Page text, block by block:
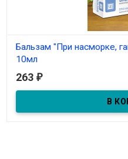
Бальзам "При насморке,
10мл
В наличии
Бальзам-спрей "При насморке,
263 ₽